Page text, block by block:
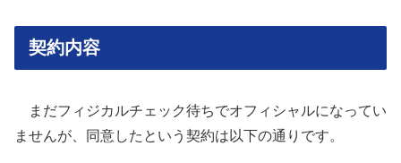
契約内容
まだフィジカルチェック待ちでオフィシャルになってい
ませんが、同意したという契約は以下の通りです。